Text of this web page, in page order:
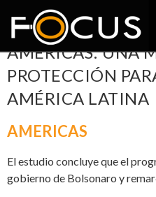
AMERICAS: UNA
PROTECCIÓN
AMÉRICA LATINA
AMERICAS
El estudio concluye que el
gobierno de Bolsonaro y